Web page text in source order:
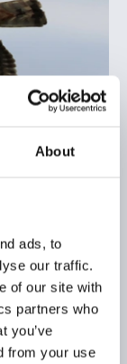
About
ads, to
our traffic.
of our site with
partners who
you’ve
from your use
cette
et les
oiseaux
et
impact